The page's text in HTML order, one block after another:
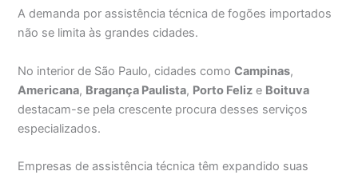
A demanda por assistência técnica de fogões importados
não se limita às grandes cidades.
No interior de São Paulo, cidades comoCampinas,
Americana, Bragança Paulista, Porto Feliz e Boituva
destacam-se pela crescente procura desses serviços
especializados.
Empresas de assistência técnica têm expandido suas